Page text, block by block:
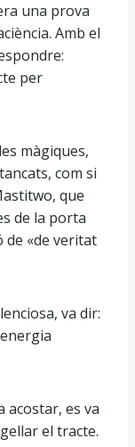
una prova
Amb el
per
màgiques,
com si
que
de la porta
de «de veritat
va dir:
acostar, es va
el tracte.